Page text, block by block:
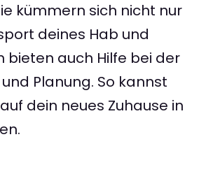
kümmern sich nicht nur
deines Hab und
bieten auch Hilfe bei der
Planung. So kannst
dein neues Zuhause in